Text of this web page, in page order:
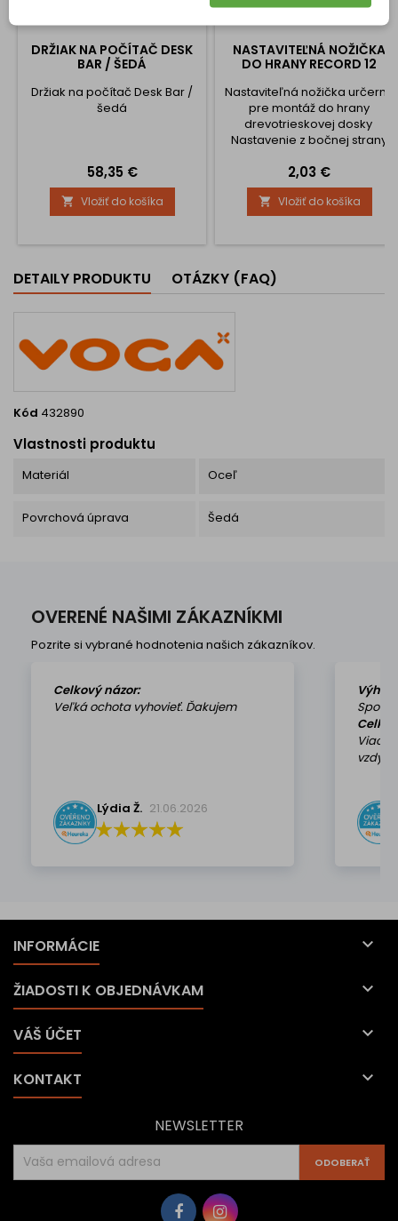
DRŽIAK NA POČÍTAČ DESK
BAR / ŠEDÁ
Držiak na počítač Desk Bar /
šedá
Cena
58,35 €
 Vložiť do košíka
NASTAVITEĽNÁ NOŽIČKA
DO HRANY RECORD 12
Nastaviteľná nožička určerná
pre montáž do hrany
drevotrieskovej dosky
Nastavenie z bočnej strany
indusového kľúča 4 mm
Cena
2,03 €
 Vložiť do košíka
DETAILY PRODUKTU OTÁZKY (FAQ)
Kód 432890
Vlastnosti produktu
Materiál Oceľ
Povrchová úprava Šedá
OVERENÉ NAŠIMI ZÁKAZNÍKMI
Pozrite si vybrané hodnotenia našich zákazníkov.
Celkový názor:
Veľká ochota vyhovieť. Ďakujem
Lýdia Ž. 21.06.2026
vzdy k
INFORMÁCIE 
ŽIADOSTI K OBJEDNÁVKAM 
VÁŠ ÚČET 
KONTAKT 
NEWSLETTER